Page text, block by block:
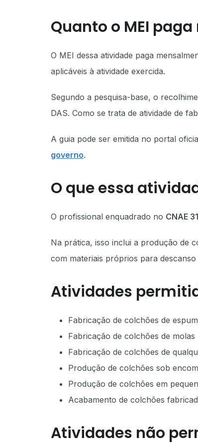
Quanto o MEI
O MEI dessa atividade paga
aplicáveis à atividade exercida.
Segundo a pesquisa-base, o
DAS. Como se trata de atividade de
A guia pode ser emitida no portal
governo.
O que essa
O profissional enquadrado no CNAE
Na prática, isso inclui a produção de
com materiais próprios para
Atividades
Fabricação de colchões de
Fabricação de colchões de molas
Fabricação de colchões de
Produção de colchões sob
Produção de colchões em
Acabamento de colchões
Atividades não